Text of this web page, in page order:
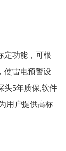
定功能，可根
使雷电预警设
头5年质保,软件
用户提供高标